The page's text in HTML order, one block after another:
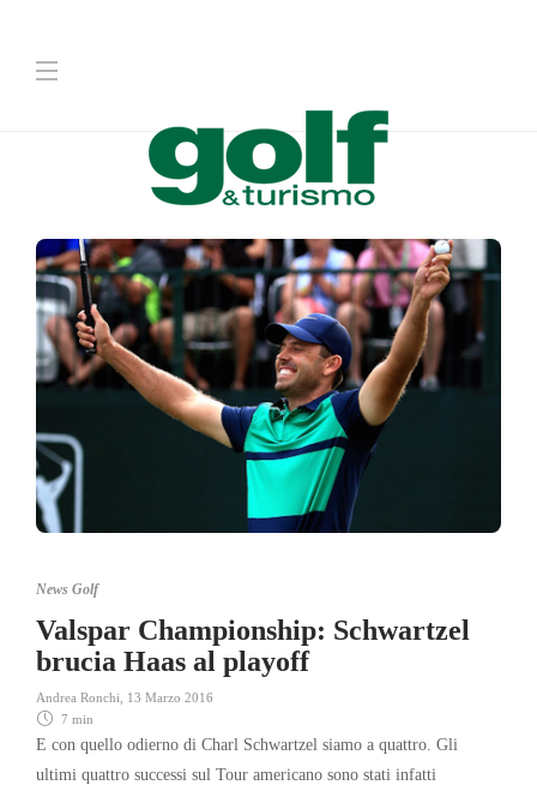
News Golf
Valspar Championship: Schwartzel
brucia Haas al playoff
Andrea Ronchi
13 Marzo 2016
7 min
E con quello odierno di Charl Schwartzel siamo a quattro. Gli
ultimi quattro successi sul Tour americano sono stati infatti